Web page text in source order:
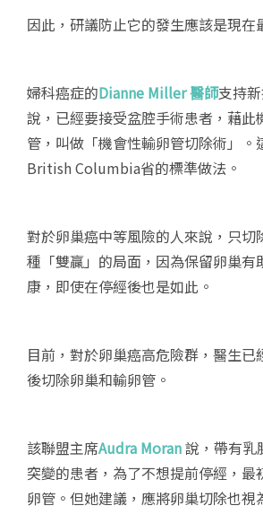
因此，研議防止它的發生應該是現在
婦科癌症的Dianne Miller 醫師支持
說，已經要接受盆腔手術患者，藉此
管，叫做「機會性輸卵管切除術」。
British Columbia省的標準做法。
對於卵巢癌中等風險的人來說，只切
種「雙贏」的局面，因為保留卵巢有
康，即使在停經後也是如此。
目前，對於卵巢癌高危險群，醫生已
後切除卵巢和輸卵管。
該聯盟主席Audra Moran說，帶有乳
突變的患者，為了不想提前停經，最
卵管。但她建議，應將卵巢切除也視